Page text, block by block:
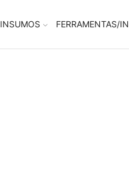
INSUMOS FERRAMENTAS/